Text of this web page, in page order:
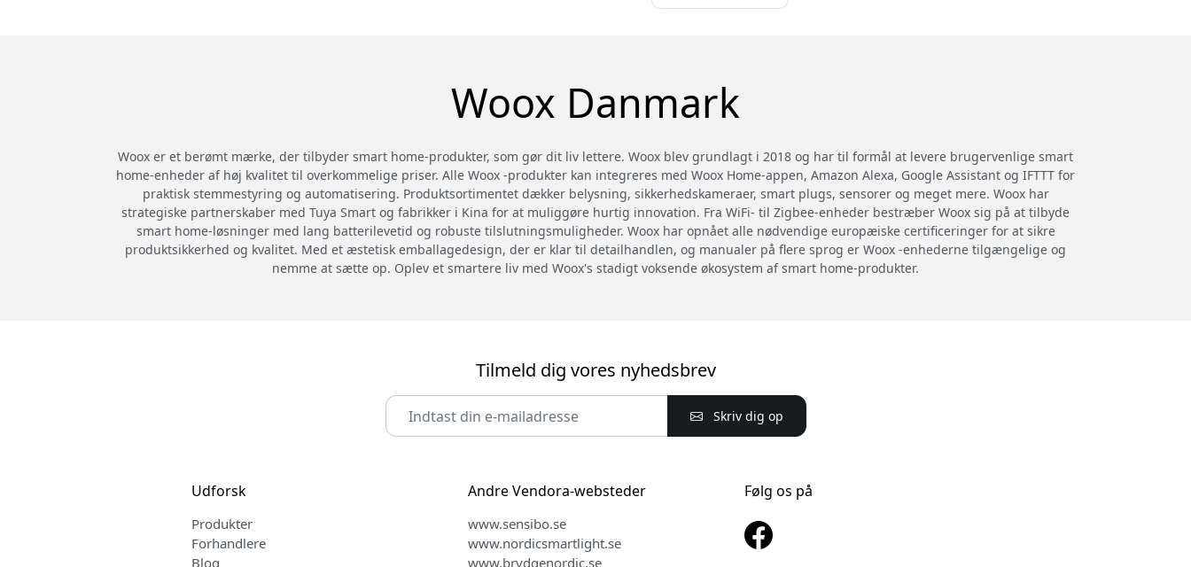
Woox Danmark
Woox er et berømt mærke, der tilbyder smart home-produkter, som gør dit liv lettere. Woox blev grundlagt i 2018 og har til formål at levere brugervenlige smart
home-enheder af høj kvalitet til overkommelige priser. Alle Woox -produkter kan integreres med Woox Home-appen, Amazon Alexa, Google Assistant og IFTTT for
praktisk stemmestyring og automatisering. Produktsortimentet dækker belysning, sikkerhedskameraer, smart plugs, sensorer og meget mere. Woox har
strategiske partnerskaber med Tuya Smart og fabrikker i Kina for at muliggøre hurtig innovation. Fra WiFi- til Zigbee-enheder bestræber Woox sig på at tilbyde
smart home-løsninger med lang batterilevetid og robuste tilslutningsmuligheder. Woox har opnået alle nødvendige europæiske certificeringer for at sikre
produktsikkerhed og kvalitet. Med et æstetisk emballagedesign, der er klar til detailhandlen, og manualer på flere sprog er Woox -enhederne tilgængelige og
nemme at sætte op. Oplev et smartere liv med Woox's stadigt voksende økosystem af smart home-produkter.
Tilmeld dig vores nyhedsbrev
Skriv dig op
Udforsk
Produkter
Forhandlere
Blog
Andre Vendora-websteder
www.sensibo.se
www.nordicsmartlight.se
www.brydgenordic.se
Følg os på